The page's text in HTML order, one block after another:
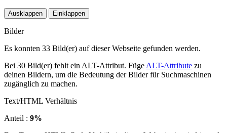
Ausklappen Einklappen
Bilder
Es konnten 33 Bild(er) auf dieser Webseite gefunden werden.
Bei 30 Bild(er) fehlt ein ALT-Attribut. Füge ALT-Attribute zu
deinen Bildern, um die Bedeutung der Bilder für Suchmaschinen
zugänglich zu machen.
Text/HTML Verhältnis
Anteil : 9%